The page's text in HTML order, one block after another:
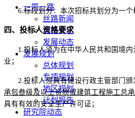
一带一路
丝路新闻
丝路文化
发展动态
发展规划
总体规划
专项规划
地区规划
计划报告
研究院动态
6.标段划分：本次招标共划分为一个
四、投标人资格要求
1.投标人须为在中华人民共和国境
业；
2.投标人须具有建设行政主管部门颁
承包叁级及以上资质或建筑工程施工总
具有有效的安全生产许可证；